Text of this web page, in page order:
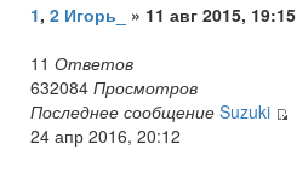
1, 2 Игорь_
» 11 авг 2015, 19:15
11 Ответов
632084 Просмотров
Последнее сообщение Suzuki
24 апр 2016, 20:12